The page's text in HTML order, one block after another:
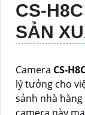
CS-
SẢN
Camera CS-
lý tưởng cho
sảnh nhà hàng